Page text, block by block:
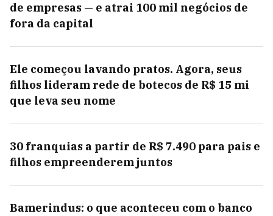
de empresas — e atrai 100 mil negócios de
fora da capital
Ele começou lavando pratos. Agora, seus
filhos lideram rede de botecos de R$ 15 mi
que leva seu nome
30 franquias a partir de R$ 7.490 para pais e
filhos empreenderem juntos
Bamerindus: o que aconteceu com o banco